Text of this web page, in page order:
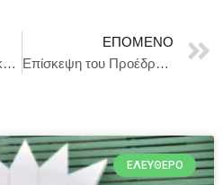
Κυρ. Μητσοτάκης: Η κυβέρνηση στηρίζει την καινοτομία που δημιουργεί θέσεις εργασίας προστατεύοντας ταυτόχρονα το περιβάλλον
ΕΠΌΜΕΝΟ
Επίσκεψη του Προέδρου του ΣΥΡΙΖΑ-ΠΣ, Σωκράτη Φάμελλου, στον Συνεταιρισμό Αγροτών Θεσσαλίας «ΘΕΣγη»
ΕΛΕΎΘΕΡΟ